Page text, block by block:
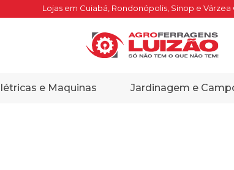
Lojas em Cuiabá, Rondonópolis, Sinop e Várzea
e Maquinas Jardinagem e